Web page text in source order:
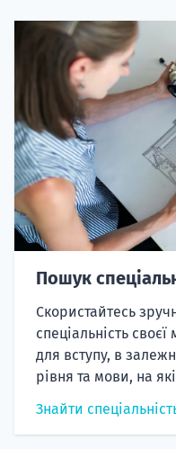
Пошук
Скористайтесь
спеціальність
для вступу, в
рівня та мови, на
Знайти